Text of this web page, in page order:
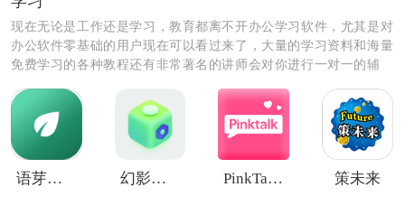
《医考帮免费版》软件介绍：
现在无论是工作还是学习，教育都离不开办公学习软件，尤其是对
办公软件零基础的用户现在可以看过来了，大量的学习资料和海量
免费学习的各种教程还有非常著名的讲师会对你进行一对一的辅
语芽英语 幻影社区 PinkTalk AI 策未来